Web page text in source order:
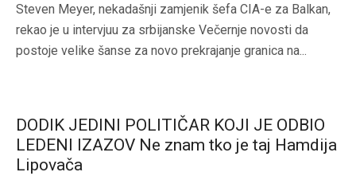
Steven Meyer, nekadašnji zamjenik šefa CIA-e za Balkan,
rekao je u intervjuu za srbijanske Večernje novosti da
postoje velike šanse za novo prekrajanje granica na...
DODIK JEDINI POLITIČAR KOJI JE ODBIO
LEDENI IZAZOV Ne znam tko je taj Hamdija
Lipovača